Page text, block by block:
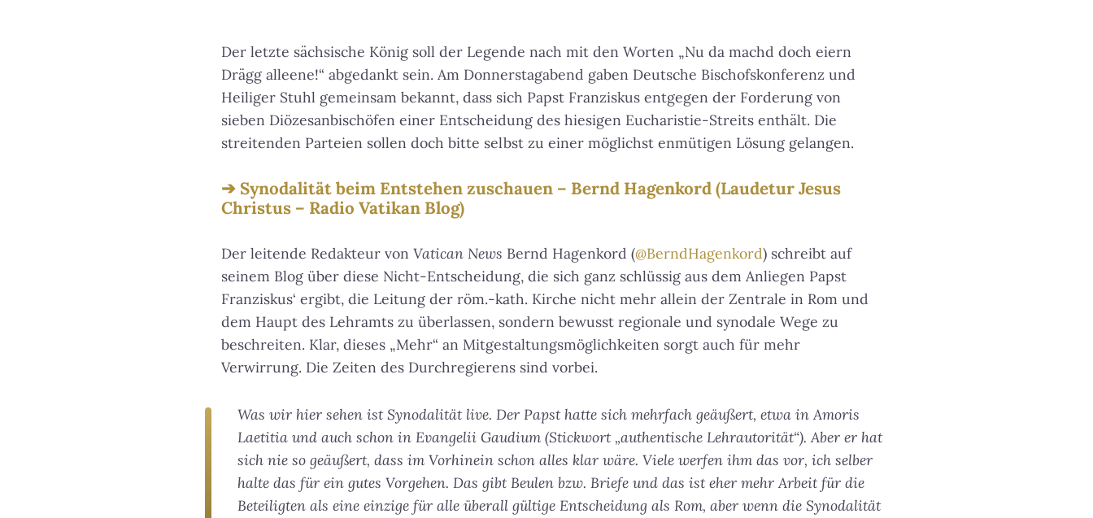
Der letzte sächsische König soll der Legende nach mit den Worten „Nu da machd doch eiern
Drägg alleene!“ abgedankt sein. Am Donnerstagabend gaben Deutsche Bischofskonferenz und
Heiliger Stuhl gemeinsam bekannt, dass sich Papst Franziskus entgegen der Forderung von
sieben Diözesanbischöfen einer Entscheidung des hiesigen Eucharistie-Streits enthält. Die
streitenden Parteien sollen doch bitte selbst zu einer möglichst enmütigen Lösung gelangen.
Synodalität beim Entstehen zuschauen – Bernd Hagenkord (Laudetur Jesus
Christus – Radio Vatikan Blog)
Der leitende Redakteur von Vatican News Bernd Hagenkord (@BerndHagenkord) schreibt auf
seinem Blog über diese Nicht-Entscheidung, die sich ganz schlüssig aus dem Anliegen Papst
Franziskus‘ ergibt, die Leitung der röm.-kath. Kirche nicht mehr allein der Zentrale in Rom und
dem Haupt des Lehramts zu überlassen, sondern bewusst regionale und synodale Wege zu
beschreiten. Klar, dieses „Mehr“ an Mitgestaltungsmöglichkeiten sorgt auch für mehr
Verwirrung. Die Zeiten des Durchregierens sind vorbei.
Was wir hier sehen ist Synodalität live. Der Papst hatte sich mehrfach geäußert, etwa in Amoris
Laetitia und auch schon in Evangelii Gaudium (Stickwort „authentische Lehrautorität“). Aber er hat
sich nie so geäußert, dass im Vorhinein schon alles klar wäre. Viele werfen ihm das vor, ich selber
halte das für ein gutes Vorgehen. Das gibt Beulen bzw. Briefe und das ist eher mehr Arbeit für die
Beteiligten als eine einzige für alle überall gültige Entscheidung als Rom, aber wenn die Synodalität